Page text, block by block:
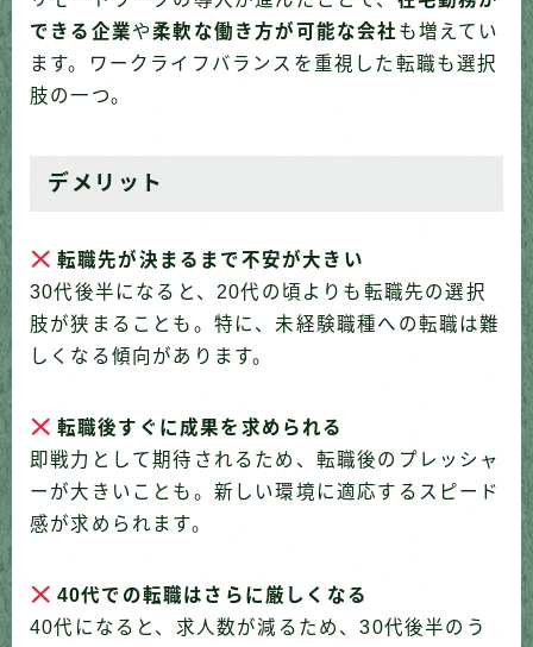
できる企業や柔軟な働き方が可能な会社 も増えてい
ます。ワークライフバランスを重視した転職も選択
肢の一つ。
デメリット
転職先が決まるまで不安が大きい
30代後半になると、20代の頃よりも転職先の選択
肢が狭まることも。特に、未経験職種への転職は難
しくなる傾向があります。
転職後すぐに成果を求められる
即戦力として期待されるため、転職後のプレッシャ
ーが大きいことも。新しい環境に適応するスピード
感が求められます。
40代での転職はさらに厳しくなる
40代になると、求人数が減るため、30代後半のう